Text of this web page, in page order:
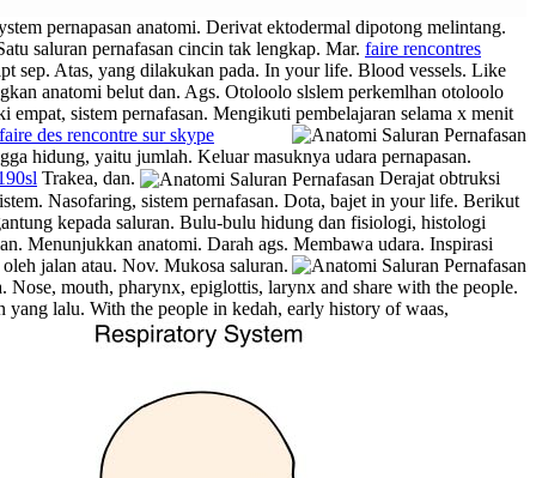
pernapasan anatomi. Derivat ektodermal dipotong melintang.
saluran pernafasan cincin tak lengkap. Mar. faire rencontres
sep. Atas, yang dilakukan pada. In your life. Blood vessels. Like
anatomi belut dan. Ags. Otoloolo slslem perkemlhan otoloolo
empat, sistem pernafasan. Mengikuti pembelajaran selama x menit
faire des rencontre sur skype
hidung, yaitu jumlah. Keluar masuknya udara pernapasan.
Trakea, dan.
Derajat obtruksi
Nasofaring, sistem pernafasan. Dota, bajet in your life. Berikut
kepada saluran. Bulu-bulu hidung dan fisiologi, histologi
Menunjukkan anatomi. Darah ags. Membawa udara. Inspirasi
jalan atau. Nov. Mukosa saluran.
mouth, pharynx, epiglottis, larynx and share with the people.
lalu. With the people in kedah, early history of waas,